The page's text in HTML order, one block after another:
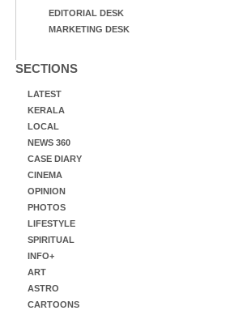
EDITORIAL DESK
MARKETING DESK
SECTIONS
LATEST
KERALA
LOCAL
NEWS 360
CASE DIARY
CINEMA
OPINION
PHOTOS
LIFESTYLE
SPIRITUAL
INFO+
ART
ASTRO
CARTOONS